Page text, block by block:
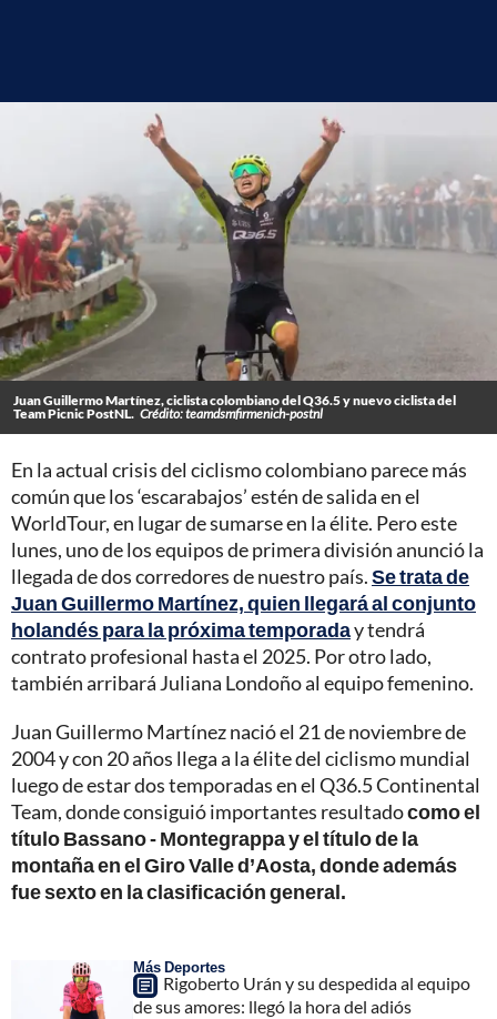
Juan Guillermo Martínez, ciclista colombiano del Q36.5 y nuevo ciclista del
Team Picnic PostNL. Crédito: teamdsmfirmenich-postnl
En la actual crisis del ciclismo colombiano parece más
común que los ‘escarabajos’ estén de salida en el
WorldTour, en lugar de sumarse en la élite. Pero este
lunes, uno de los equipos de primera división anunció la
llegada de dos corredores de nuestro país.Se trata de
Juan Guillermo Martínez, quien llegará al conjunto
holandés para la próxima temporaday tendrá
contrato profesional hasta el 2025. Por otro lado,
también arribará Juliana Londoño al equipo femenino.
Juan Guillermo Martínez nació el 21 de noviembre de
2004 y con 20 años llega a la élite del ciclismo mundial
luego de estar dos temporadas en el Q36.5 Continental
Team, donde consiguió importantes resultadocomo el
título Bassano - Montegrappa y el título de la
montaña en el Giro Valle d’Aosta, donde además
fue sexto en la clasificación general.
Más Deportes
Rigoberto Urán y su despedida al equipo
de sus amores: llegó la hora del adiós